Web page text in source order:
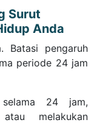
Surut
Anda
Batasi pengaruh
periode 24 jam
24 jam,
melakukan